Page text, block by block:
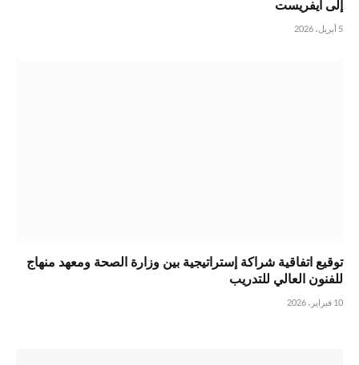
إلى ايفريست
5 أبريل، 2026
توقيع اتفاقية شراكة إستراتيجية بين وزارة الصحة ومعهد منهاج
للفنون العالي للتدريب
10 فبراير، 2026